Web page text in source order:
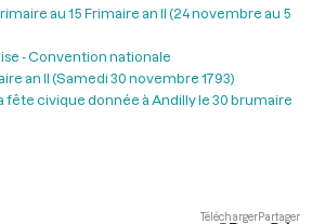
au 15 Frimaire an II (24 novembre au 5
- Convention nationale
an II (Samedi 30 novembre 1793)
fête civique donnée à Andilly le 30 brumaire
TéléchargerPartager